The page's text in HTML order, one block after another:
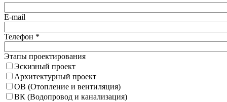
E-mail
Телефон *
Этапы проектирования
Эскизный проект
Архитектурный проект
ОВ (Отопление и вентиляция)
ВК (Водопровод и канализация)